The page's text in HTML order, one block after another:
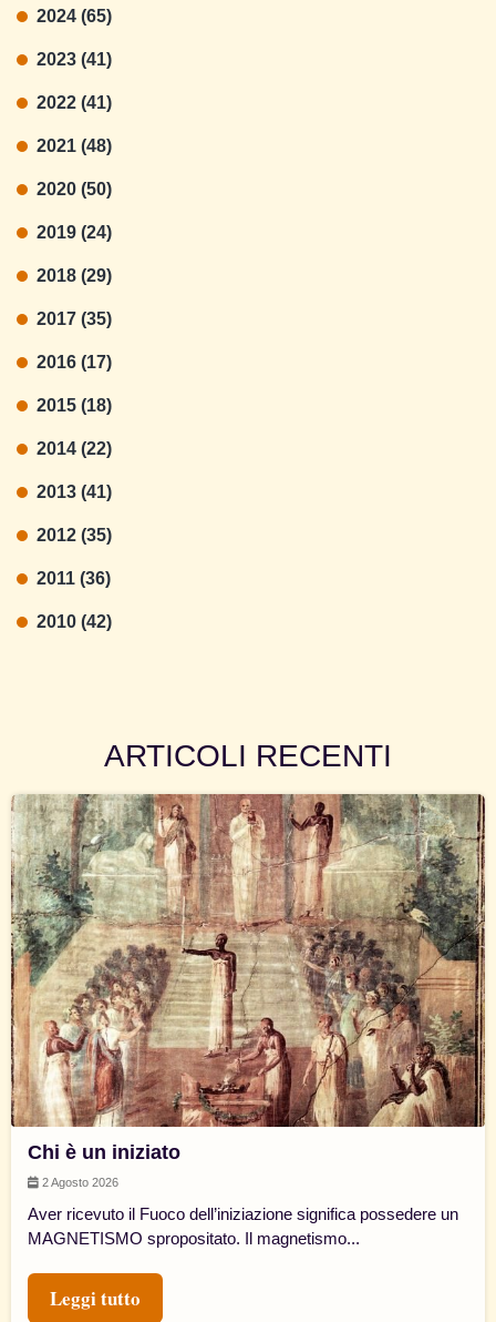
2024 (65)
2023 (41)
2022 (41)
2021 (48)
2020 (50)
2019 (24)
2018 (29)
2017 (35)
2016 (17)
2015 (18)
2014 (22)
2013 (41)
2012 (35)
2011 (36)
2010 (42)
ARTICOLI RECENTI
Chi è un iniziato
2 Agosto 2026
Aver ricevuto il Fuoco dell’iniziazione significa possedere un
MAGNETISMO spropositato. Il magnetismo...
Leggi tutto